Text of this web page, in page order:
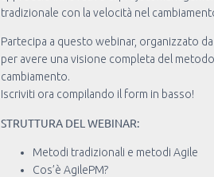
tradizionale con la velocità nel
Partecipa a questo webinar, organizzato
per avere una visione completa del
cambiamento.
Iscriviti ora compilando il form in basso!
STRUTTURA DEL WEBINAR:
Metodi tradizionali e metodi Agile
Cos’è AgilePM?